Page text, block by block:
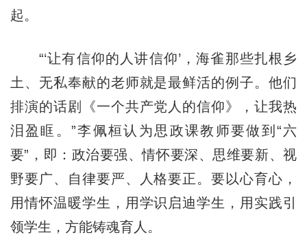
起。
“‘让有信仰的人讲信仰’，海雀那些扎根乡
土、无私奉献的老师就是最鲜活的例子。他们
排演的话剧《一个共产党人的信仰》，让我热
泪盈眶。”李佩桓认为思政课教师要做到“六
要”，即：政治要强、情怀要深、思维要新、视
野要广、自律要严、人格要正。要以心育心，
用情怀温暖学生，用学识启迪学生，用实践引
领学生，方能铸魂育人。